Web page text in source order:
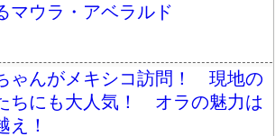
マウラ・アベラルド
ゃんがメキシコ訪問！ 現地の
ちにも大人気！ オラの魅力は
え！